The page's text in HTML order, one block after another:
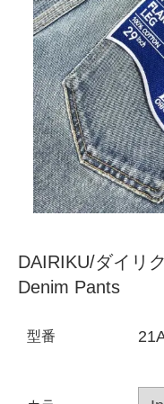
DAIRIKU/ダイリ
Denim Pants
型番